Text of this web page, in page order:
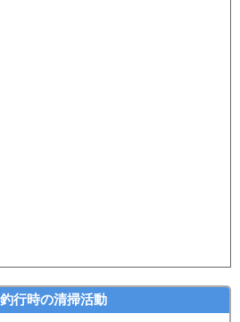
行時の清掃活動